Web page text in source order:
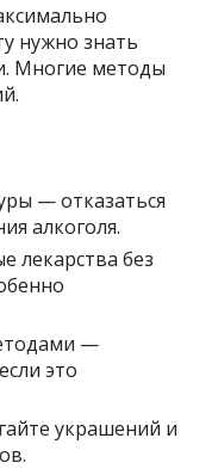
нужно знать
Многие методы
— отказаться
алкоголя.
лекарства без
—
это
украшений и